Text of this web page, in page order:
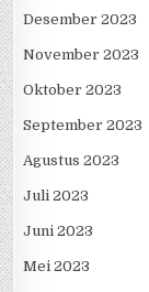
Desember 2023
November 2023
Oktober 2023
September 2023
Agustus 2023
Juli 2023
Juni 2023
Mei 2023